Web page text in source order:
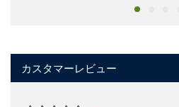
カスタマーレビュー